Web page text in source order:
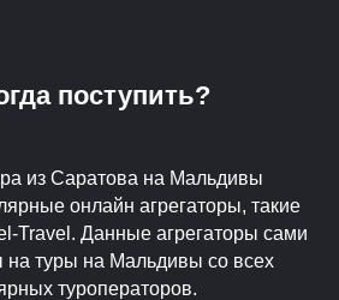
поступить?
из Саратова на Мальдивы
онлайн агрегаторы, такие
Travel. Данные агрегаторы сами
на туры на Мальдивы со всех
туроператоров.